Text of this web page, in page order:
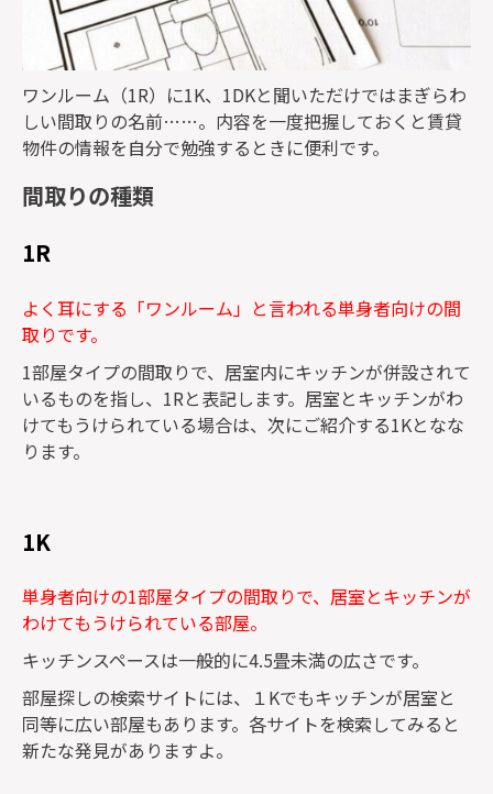
ワンルーム（1R）に1K、1DKと聞いただけではまぎらわ
しい間取りの名前……。内容を一度把握しておくと賃貸
物件の情報を自分で勉強するときに便利です。
間取りの種類
1R
よく耳にする「ワンルーム」と言われる単身者向けの間
取りです。
1部屋タイプの間取りで、居室内にキッチンが併設されて
いるものを指し、1Rと表記します。居室とキッチンがわ
けてもうけられている場合は、次にご紹介する1Kとなな
ります。
1K
単身者向けの1部屋タイプの間取りで、居室とキッチンが
わけてもうけられている部屋。
キッチンスペースは一般的に4.5畳未満の広さです。
部屋探しの検索サイトには、１Kでもキッチンが居室と
同等に広い部屋もあります。各サイトを検索してみると
新たな発見がありますよ。